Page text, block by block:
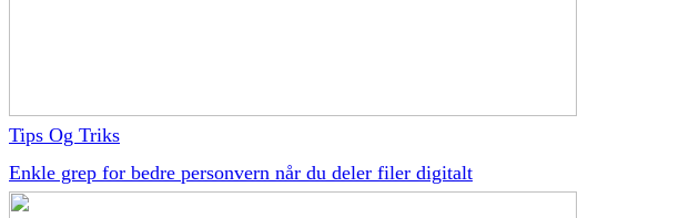
Tips Og Triks
Enkle grep for bedre personvern når du deler filer digitalt